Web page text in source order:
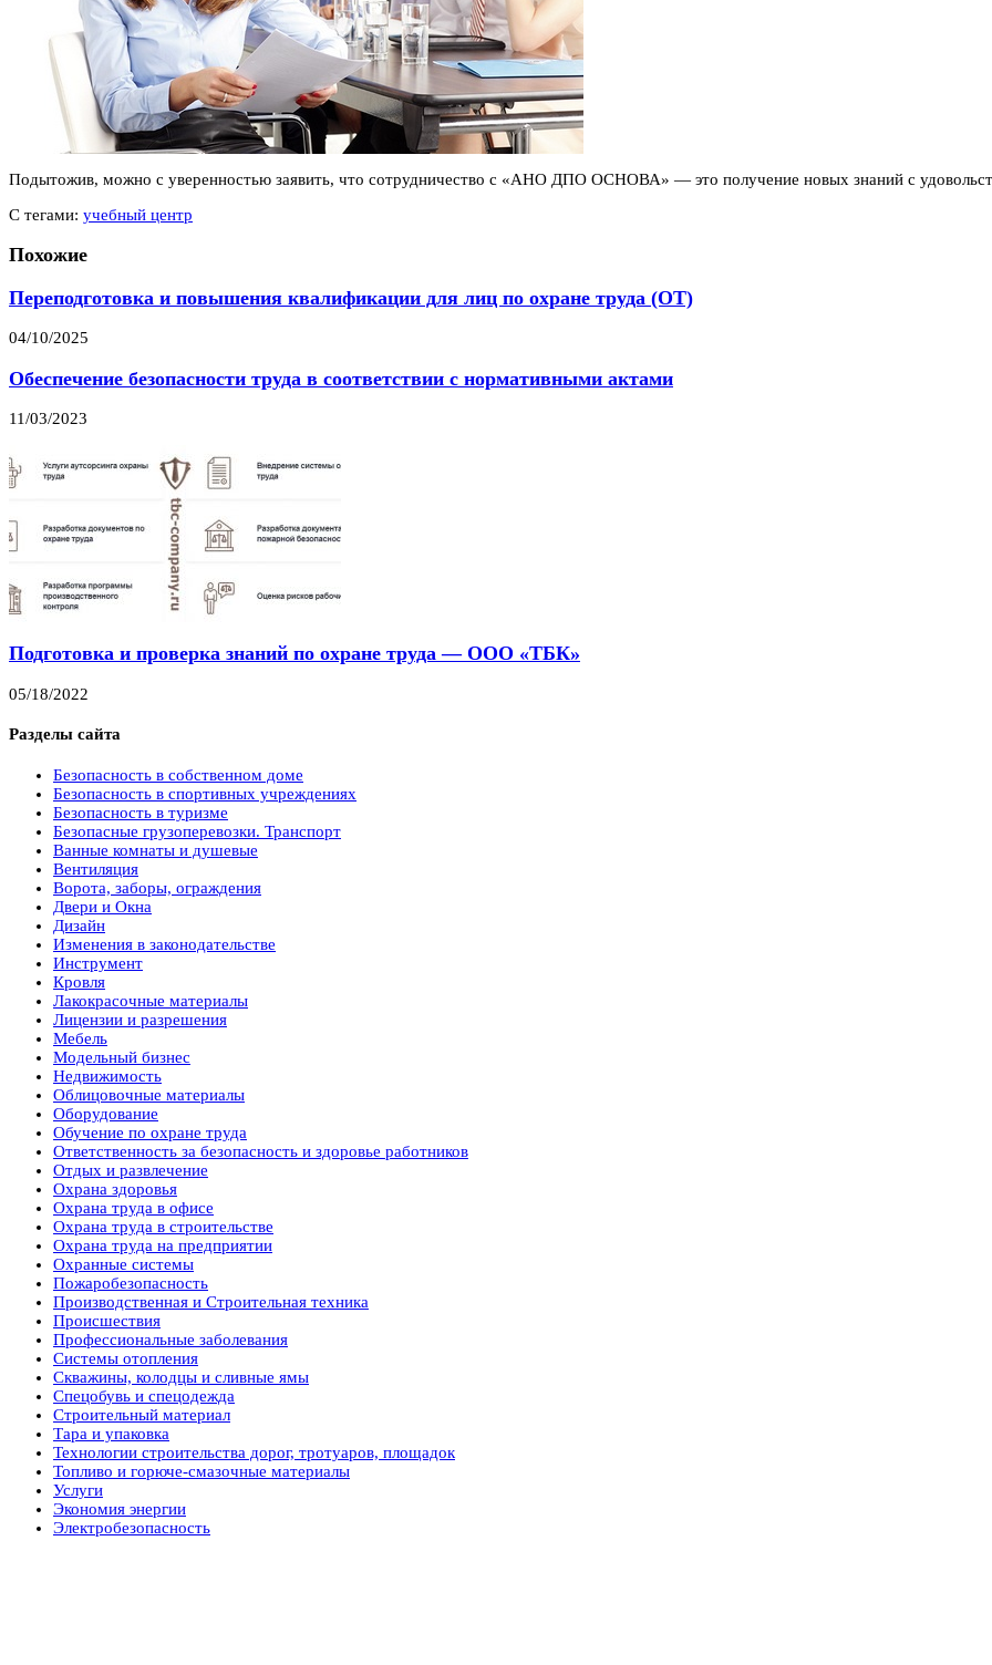
Подытожив, можно с уверенностью заявить, что сотрудничество с «АНО ДПО ОСНОВА» — это получение новых знаний с
С тегами: учебный центр
Похожие
Переподготовка и повышения квалификации для лиц по охране труда (ОТ)
04/10/2025
Обеспечение безопасности труда в соответствии с нормативными актами
11/03/2023
Подготовка и проверка знаний по охране труда — ООО «ТБК»
05/18/2022
Разделы сайта
Безопасность в собственном доме
Безопасность в спортивных учреждениях
Безопасность в туризме
Безопасные грузоперевозки. Транспорт
Ванные комнаты и душевые
Вентиляция
Ворота, заборы, ограждения
Двери и Окна
Дизайн
Изменения в законодательстве
Инструмент
Кровля
Лакокрасочные материалы
Лицензии и разрешения
Мебель
Модельный бизнес
Недвижимость
Облицовочные материалы
Оборудование
Обучение по охране труда
Ответственность за безопасность и здоровье работников
Отдых и развлечение
Охрана здоровья
Охрана труда в офисе
Охрана труда в строительстве
Охрана труда на предприятии
Охранные системы
Пожаробезопасность
Производственная и Строительная техника
Происшествия
Профессиональные заболевания
Системы отопления
Скважины, колодцы и сливные ямы
Спецобувь и спецодежда
Строительный материал
Тара и упаковка
Технологии строительства дорог, тротуаров, площадок
Топливо и горюче-смазочные материалы
Услуги
Экономия энергии
Электробезопасность